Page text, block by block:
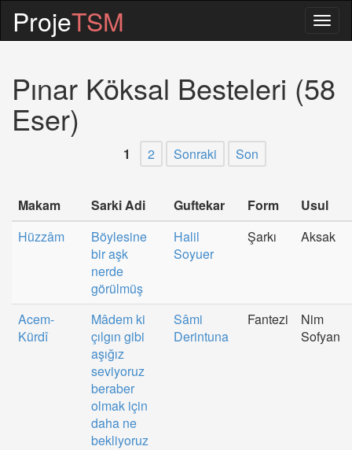
ProjeTSM
Pınar Köksal Besteleri (58
Eser)
1 2 Sonraki Son
Makam Sarki Adi Guftekar Form
Usul
Hüzzâm
Böylesine
bir aşk
nerde
görülmüş
Halil
Soyuer
Şarkı Aksak
Acem-
Kürdî
Mâdem ki
çılgın gibi
aşığız
seviyoruz
beraber
olmak için
daha ne
bekliyoruz
Sâmi
Derintuna
Fantezi
Nim
Sofyan